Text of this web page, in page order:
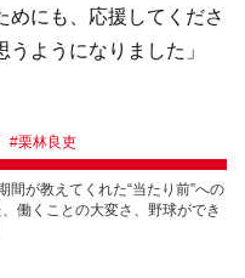
めにも、応援してくださ
ようになりました」
#栗林良吏
間が教えてくれた“当たり前”への
働くことの大変さ、野球ができ